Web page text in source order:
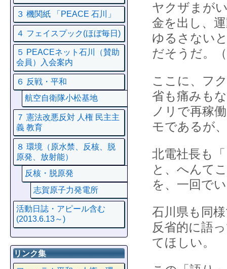
ヤクザまが
金を出し、
ゆるさない
だそうだ。
ここに、フ
省も痛みも
ノリで再稼
モであるが
北電社長も
と、へんて
を、一回で
石川県も同
反省的に語
てほしい。
３ 機関紙 「PEACE 石川」
４ フェイスプック(ほぼ毎日)
５ PEACEネット石川（賛助
会員）入会案内
６ 反戦・平和
航空自衛隊小松基地
７ 憲法改悪反対 人権 民主主
義 教育
８ 環境（原水禁、反核、脱
原発、放射能）
反核・脱原発
志賀原子力発電所
活動日誌・アピール含む
(2013.6.13～)
リンク集